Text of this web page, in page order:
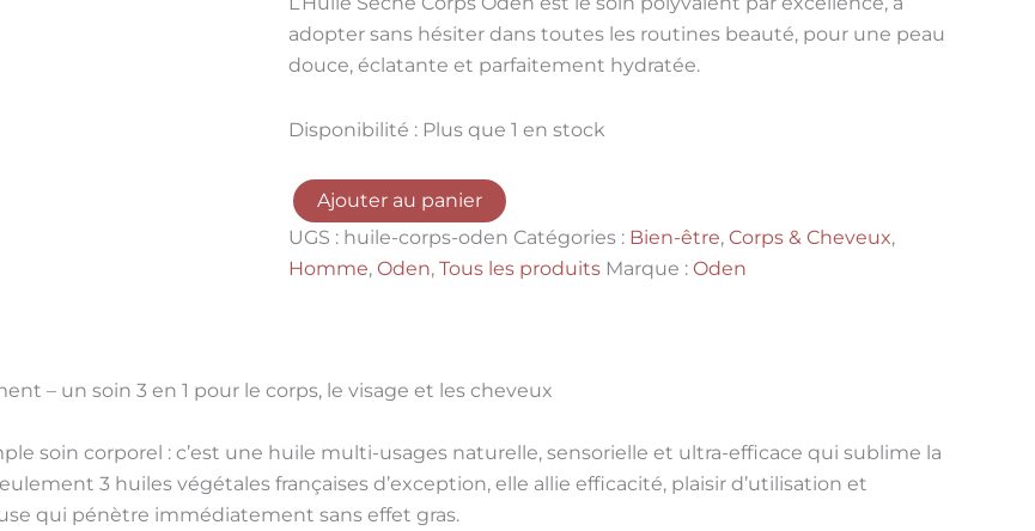
adopter sans hésiter dans toutes les routines beauté, pour une peau
douce, éclatante et parfaitement hydratée.
Disponibilité : Plus que 1 en stock
Ajouter au panier
UGS : huile-corps-oden Catégories : Bien-être, Corps & Cheveux,
Homme, Oden, Tous les produits Marque : Oden
– un soin 3 en 1 pour le corps, le visage et les cheveux
soin corporel : c’est une huile multi-usages naturelle, sensorielle et ultra-efficace qui sublime la
3 huiles végétales françaises d’exception, elle allie efficacité, plaisir d’utilisation et
qui pénètre immédiatement sans effet gras.